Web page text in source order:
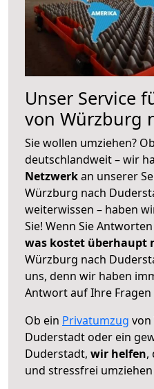
Unser Service
von Würzburg
Sie wollen umziehen?
deutschlandweit – wir
Netzwerkan unserer
Würzburg nach
weiterwissen – haben
Sie! Wenn Sie
was kostet überhaupt
Würzburg nach
uns, denn wir haben
Antwort auf Ihre Fragen
Ob ein Privatumzug von
Duderstadt oder ein
Duderstadt, wir helfen,
und stressfrei